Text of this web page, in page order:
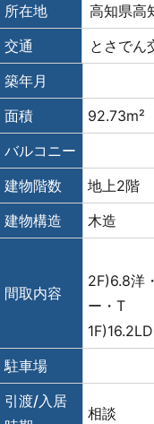
所在地
高知県
交通
とさでん
築年月
面積
92.73m²
バルコニー
建物階数
地上2階
建物構造
木造
間取内容
2F)6.8洋
ー・T
駐車場
引渡/入居
相談